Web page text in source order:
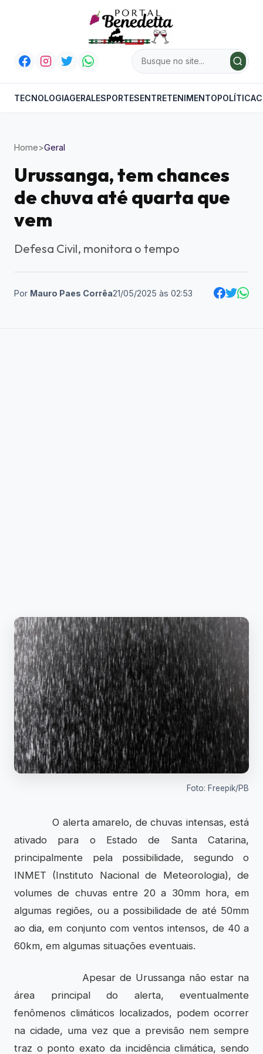
TECNOLOGIAGERALESPORTESENTRETENIMENTOPOLÍTICA
Home>Geral
Urussanga, tem chances
de chuva até quarta que
vem
Defesa Civil, monitora o tempo
Por Mauro Paes Corrêa21/05/2025 às 02:53
Foto: Freepik/PB
O alerta amarelo, de chuvas intensas, está
ativado para o Estado de Santa Catarina,
principalmente pela possibilidade, segundo o
INMET (Instituto Nacional de Meteorologia), de
volumes de chuvas entre 20 a 30mm hora, em
algumas regiões, ou a possibilidade de até 50mm
ao dia, em conjunto com ventos intensos, de 40 a
60km, em algumas situações eventuais.
Apesar de Urussanga não estar na
área principal do alerta, eventualmente
fenômenos climáticos localizados, podem ocorrer
na cidade, uma vez que a previsão nem sempre
traz o ponto exato da incidência climática, sendo